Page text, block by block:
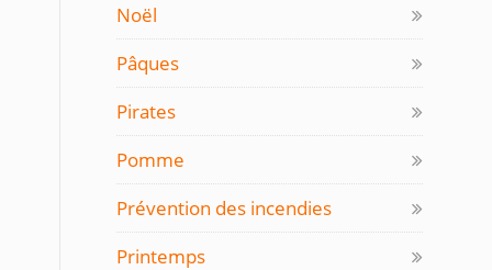
Noël
Pâques
Pirates
Pomme
Prévention des incendies
Printemps